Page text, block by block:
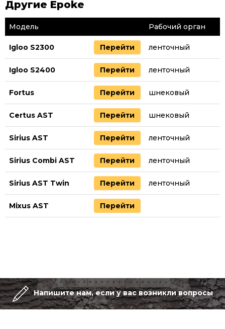
Другие Epoke
Модель Рабочий орган
Igloo S2300 Перейти ленточный
Igloo S2400 Перейти ленточный
Fortus Перейти шнековый
Certus AST Перейти шнековый
Sirius AST Перейти ленточный
Sirius Combi AST Перейти ленточный
Sirius AST Twin Перейти ленточный
Mixus AST Перейти
Напишите нам, если у вас возникли вопросы